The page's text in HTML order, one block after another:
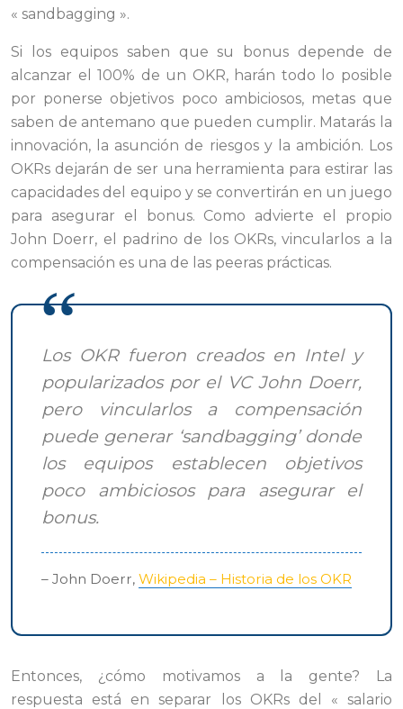
« sandbagging ».
Si los equipos saben que su bonus depende de
alcanzar el 100% de un OKR, harán todo lo posible
por ponerse objetivos poco ambiciosos, metas que
saben de antemano que pueden cumplir. Matarás la
innovación, la asunción de riesgos y la ambición. Los
OKRs dejarán de ser una herramienta para estirar las
capacidades del equipo y se convertirán en un juego
para asegurar el bonus. Como advierte el propio
John Doerr, el padrino de los OKRs, vincularlos a la
compensación es una de las peeras prácticas.
Los OKR fueron creados en Intel y
popularizados por el VC John Doerr,
pero vincularlos a compensación
puede generar ‘sandbagging’ donde
los equipos establecen objetivos
poco ambiciosos para asegurar el
bonus.
– John Doerr, Wikipedia – Historia de los OKR
Entonces, ¿cómo motivamos a la gente? La
respuesta está en separar los OKRs del « salario